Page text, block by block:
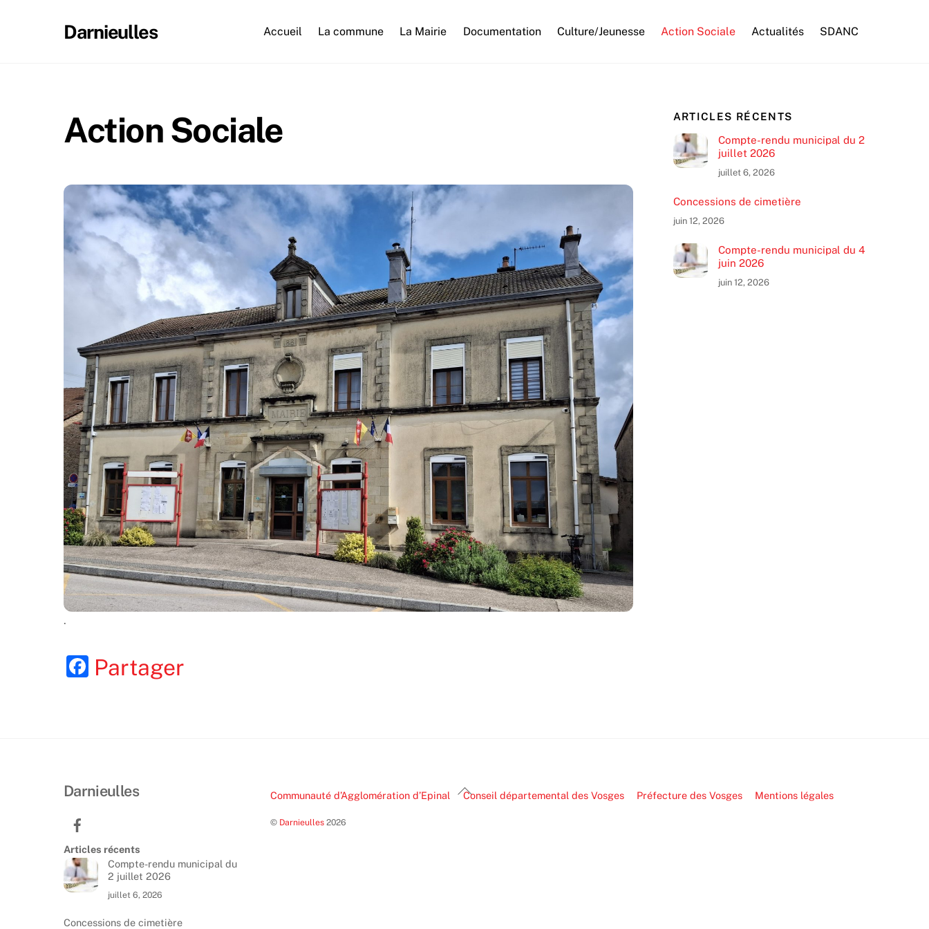
Darnieulles Accueil La commune La Mairie Documentation Culture/Jeunesse Action Sociale Actualités SDANC
Action Sociale
.
F
o
Partager
ARTICLES RÉCENTS
Compte-rendu municipal du 2
juillet 2026
juillet 6, 2026
Concessions de cimetière
juin 12, 2026
Compte-rendu municipal du 4
juin 2026
juin 12, 2026
Back
Darnieulles
Articles récents
Compte-rendu municipal du
2 juillet 2026
juillet 6, 2026
Concessions de cimetière
Communauté d’Agglomération d’Epinal Conseil départemental des Vosges Préfecture des Vosges Mentions légales
© Darnieulles 2026